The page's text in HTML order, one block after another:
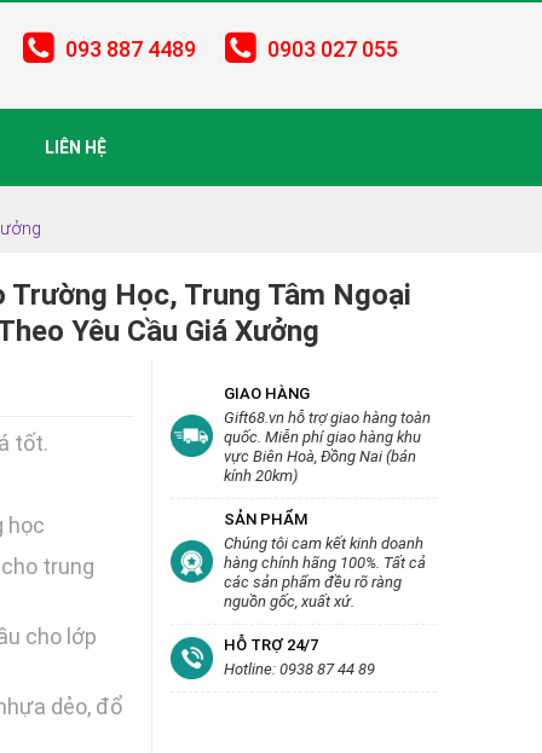
093 887 4489 0903 027 055
LIÊN HỆ
Trường Học, Trung Tâm Ngoại
Yêu Cầu Giá Xưởng
tốt.
học
trung
cho lớp
dẻo, đổ
GIAO HÀNG
Gift68.vn hỗ trợ giao hàng toàn
quốc. Miễn phí giao hàng khu
vực Biên Hoà, Đồng Nai (bán
kính 20km)
SẢN PHẨM
Chúng tôi cam kết kinh doanh
hàng chính hãng 100%. Tất cả
các sản phẩm đều rõ ràng
nguồn gốc, xuất xứ.
HỖ TRỢ 24/7
Hotline: 0938 87 44 89